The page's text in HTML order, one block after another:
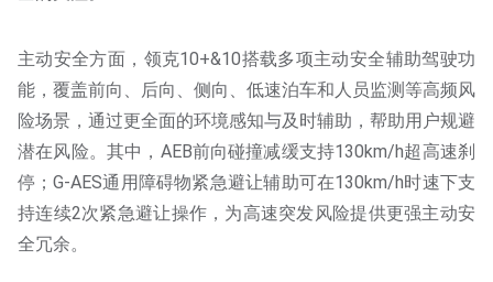
主动安全方面，领克10+&10搭载多项主动安全辅助驾驶功
能，覆盖前向、后向、侧向、低速泊车和人员监测等高频风
险场景，通过更全面的环境感知与及时辅助，帮助用户规避
潜在风险。其中，AEB前向碰撞减缓支持130km/h超高速刹
停；G-AES通用障碍物紧急避让辅助可在130km/h时速下支
持连续2次紧急避让操作，为高速突发风险提供更强主动安
全冗余。